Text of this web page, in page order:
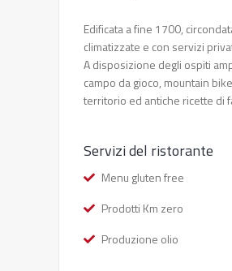
Edificata a fine 1700,
climatizzate e con servizi
A disposizione degli ospiti
campo da gioco, mountain
territorio ed antiche ricette di
Servizi del ristorante
Menu gluten free
Prodotti Km zero
Produzione olio